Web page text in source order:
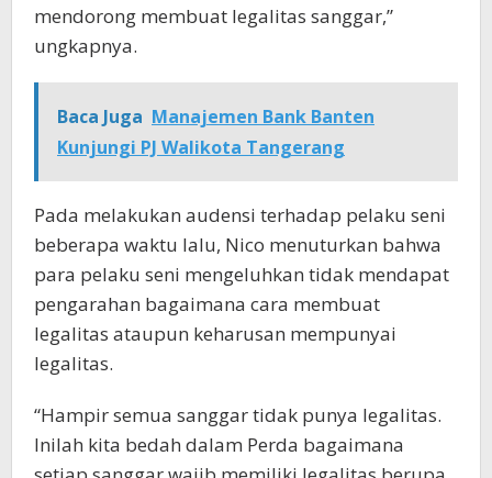
mendorong membuat legalitas sanggar,”
ungkapnya.
Baca Juga Manajemen Bank Banten
Kunjungi PJ Walikota Tangerang
Pada melakukan audensi terhadap pelaku seni
beberapa waktu lalu, Nico menuturkan bahwa
para pelaku seni mengeluhkan tidak mendapat
pengarahan bagaimana cara membuat
legalitas ataupun keharusan mempunyai
legalitas.
“Hampir semua sanggar tidak punya legalitas.
Inilah kita bedah dalam Perda bagaimana